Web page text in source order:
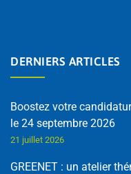
DERNIERS ARTICLES
Boostez votre
le 24 septembre 2026
21 juillet 2026
GREENET : un atelier